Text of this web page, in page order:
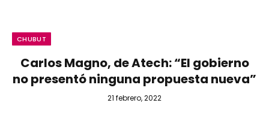
CHUBUT
Carlos Magno, de Atech: “El gobierno
no presentó ninguna propuesta nueva”
21 febrero, 2022